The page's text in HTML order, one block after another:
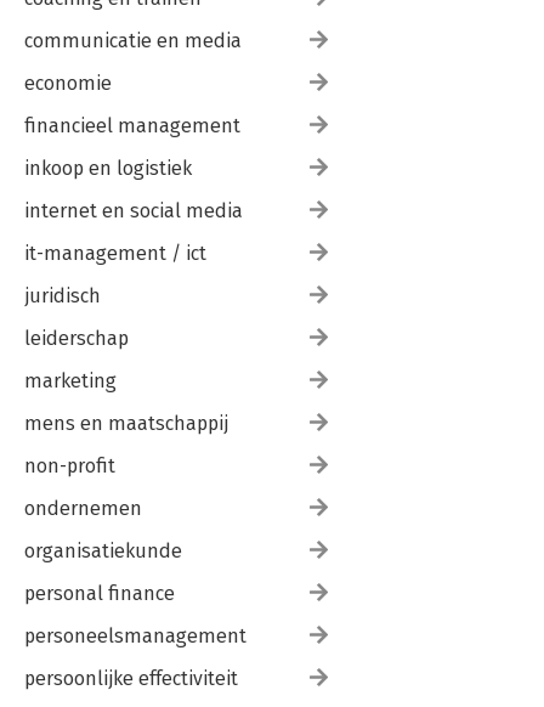
communicatie en media
economie
financieel management
inkoop en logistiek
internet en social media
it-management / ict
juridisch
leiderschap
marketing
mens en maatschappij
non-profit
ondernemen
organisatiekunde
personal finance
personeelsmanagement
persoonlijke effectiviteit